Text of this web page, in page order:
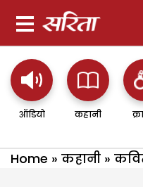
ऑडियो कहानी
Home » कहानी »